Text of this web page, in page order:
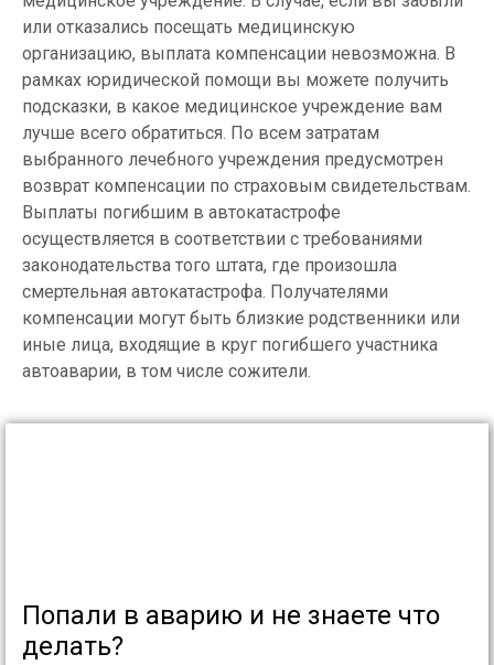
или отказались посещать медицинскую
организацию, выплата компенсации невозможна. В
рамках юридической помощи вы можете получить
подсказки, в какое медицинское учреждение вам
лучше всего обратиться. По всем затратам
выбранного лечебного учреждения предусмотрен
возврат компенсации по страховым свидетельствам.
Выплаты погибшим в автокатастрофе
осуществляется в соответствии с требованиями
законодательства того штата, где произошла
смертельная автокатастрофа. Получателями
компенсации могут быть близкие родственники или
иные лица, входящие в круг погибшего участника
автоаварии, в том числе сожители.
Попали в аварию и не знаете что
делать?